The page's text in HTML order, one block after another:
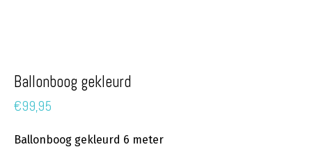
Ballonboog gekleurd
€99,95
Ballonboog gekleurd 6 meter